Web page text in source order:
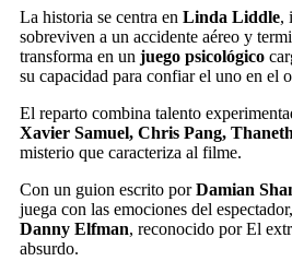
La historia se centra en Linda Liddle,
sobreviven a un accidente aéreo y
transforma en un juego psicológico
su capacidad para confiar el uno en el
El reparto combina talento
Xavier Samuel, Chris Pang,
misterio que caracteriza al filme.
Con un guion escrito porDamian
juega con las emociones del
Danny Elfman, reconocido por El
absurdo.